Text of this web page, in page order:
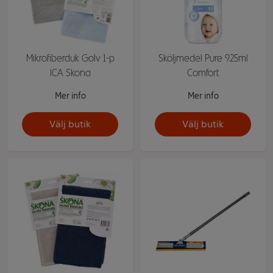
Mikrofiberduk Golv 1-p
ICA Skona
Mer info
Välj butik
Sköljmedel Pure 925ml
Comfort
Mer info
Välj butik